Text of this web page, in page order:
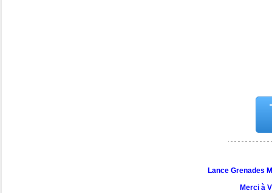
Lance Grenades
Merci à